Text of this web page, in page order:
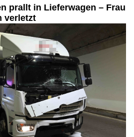
prallt in Lieferwagen – Frau
verletzt